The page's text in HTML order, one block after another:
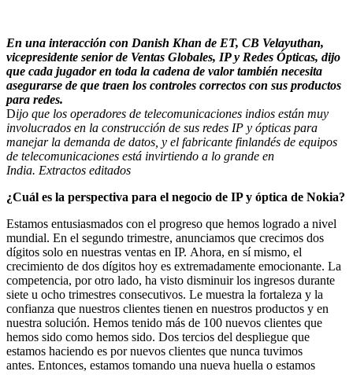
En una interacción con Danish Khan de ET, CB Velayuthan,
vicepresidente senior de Ventas Globales, IP y Redes Ópticas, dijo
que cada jugador en toda la cadena de valor también necesita
asegurarse de que traen los controles correctos con sus productos
para redes.
Dijo que los operadores de telecomunicaciones indios están muy
involucrados en la construcción de sus redes IP y ópticas para
manejar la demanda de datos, y el fabricante finlandés de equipos
de telecomunicaciones está invirtiendo a lo grande en
India. Extractos editados
¿Cuál es la perspectiva para el negocio de IP y óptica de Nokia?
Estamos entusiasmados con el progreso que hemos logrado a nivel
mundial. En el segundo trimestre, anunciamos que crecimos dos
dígitos solo en nuestras ventas en IP. Ahora, en sí mismo, el
crecimiento de dos dígitos hoy es extremadamente emocionante. La
competencia, por otro lado, ha visto disminuir los ingresos durante
siete u ocho trimestres consecutivos. Le muestra la fortaleza y la
confianza que nuestros clientes tienen en nuestros productos y en
nuestra solución. Hemos tenido más de 100 nuevos clientes que
hemos sido como hemos sido. Dos tercios del despliegue que
estamos haciendo es por nuevos clientes que nunca tuvimos
antes. Entonces, estamos tomando una nueva huella o estamos